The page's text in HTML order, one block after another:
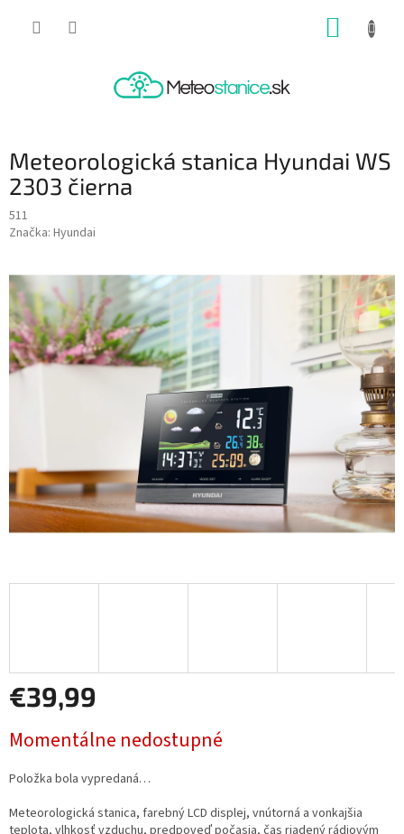
Meteorologická stanica Hyundai WS
2303 čierna
511
Značka: Hyundai
€39,99
cena:
Momentálne nedostupné
Položka bola vypredaná…
Meteorologická stanica, farebný LCD displej, vnútorná a vonkajšia